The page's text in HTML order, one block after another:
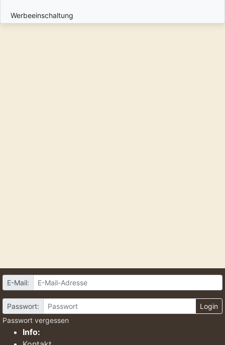
Werbeeinschaltung
E-Mail:
Passwort:
Login
Passwort vergessen
Info: